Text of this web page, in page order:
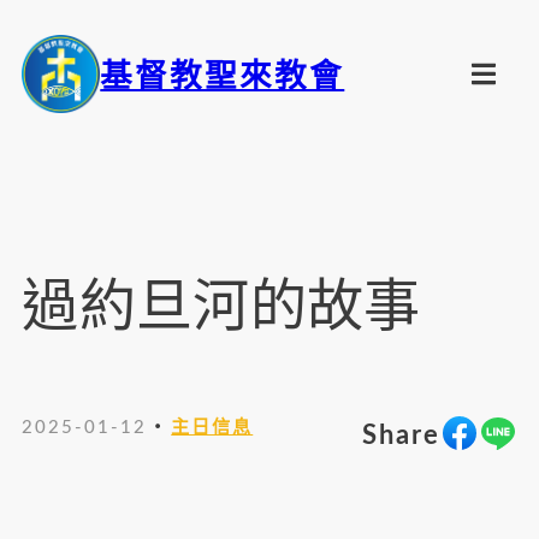
基督教聖來教會
過約旦河的故事
2025-01-12 ・主日信息 Share